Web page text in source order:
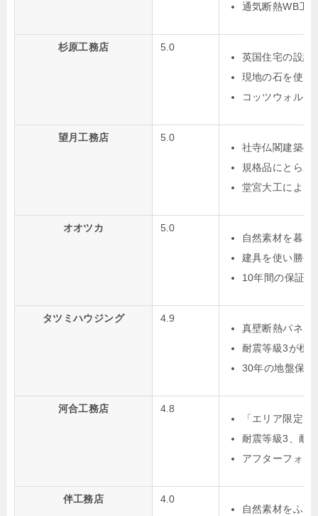
通気断熱WB工
杉原工務店
5.0
英国住宅の設計
現地の石を使用
コッツウォルズ
望月工務店
5.0
社寺仏閣建築の
規格品にとらわ
堂宮大工による
オオツカ
5.0
自然素材を暮ら
建具を使い勝手
10年間の保証
タツミハウジング
4.9
真壁断熱パネル
耐震等級3が標
30年の地盤保証
河合工務店
4.8
「エリア限定
耐震等級3、耐
アフターフォロ
伴工務店
4.0
自然素材をふん